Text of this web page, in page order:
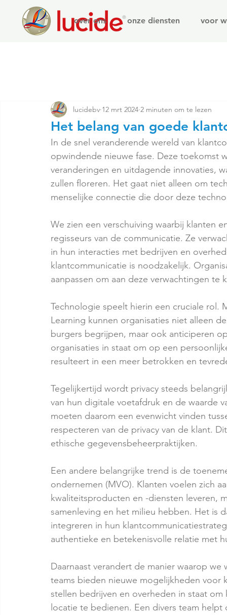
over ons onze diensten voor
Het belang van goede
lucidebv 12 mrt 2024 2 minuten om te lezen
In de snel veranderende wereld van
opwindende nieuwe fase. Deze toekomst
veranderingen en uitdagende innovaties,
zullen floreren. Het gaat niet alleen om
menselijke connectie die door deze
We zien een verschuiving waarbij klanten
regisseurs van de communicatie. Ze
in hun interacties met bedrijven en
klantcommunicatie is noodzakelijk.
aanpassen om aan deze verwachtingen te
Technologie speelt hierin een cruciale rol.
Learning kunnen organisaties niet alleen
burgers begrijpen, maar ook anticiperen
organisaties in staat om op een
resulteert in een meer betrokken en
Tegelijkertijd wordt privacy steeds
van hun digitale voetafdruk en de waarde
moeten daarom een evenwicht vinden
respecteren van de privacy van de klant.
ethische gegevensbeheerpraktijken.
Een andere belangrijke trend is de
ondernemen (MVO). Klanten voelen zich
kwaliteitsproducten en -diensten leveren,
samenleving en het milieu hebben. Het is
integreren in hun
authentieke en betekenisvolle relatie met
Daarnaast verandert de manier waarop
teams bieden nieuwe mogelijkheden
stellen bedrijven en overheden in staat
locatie te bedienen. Een divers team